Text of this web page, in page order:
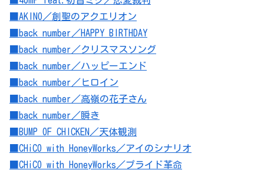
■AKINO／創聖のアクエリオン
■back number／HAPPY BIRTHDAY
■back number／クリスマスソング
■back number／ハッピーエンド
■back number／ヒロイン
■back number／高嶺の花子さん
■back number／瞬き
■BUMP OF CHICKEN／天体観測
■CHiCO with HoneyWorks／アイのシナリオ
■CHiCO with HoneyWorks／プライド革命